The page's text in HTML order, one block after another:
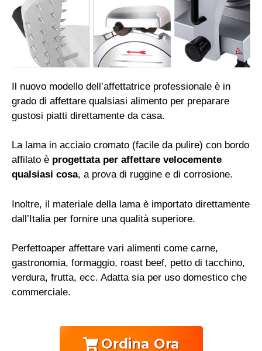
Il nuovo modello dell’affettatrice professionale è in
grado di affettare qualsiasi alimento per preparare
gustosi piatti direttamente da casa.
La lama in acciaio cromato (facile da pulire) con bordo
affilato è progettata per affettare velocemente
qualsiasi cosa, a prova di ruggine e di corrosione.
Inoltre, il materiale della lama è importato direttamente
dall’Italia per fornire una qualità superiore.
Perfettoaper affettare vari alimenti come carne,
gastronomia, formaggio, roast beef, petto di tacchino,
verdura, frutta, ecc. Adatta sia per uso domestico che
commerciale.
Ordina Ora